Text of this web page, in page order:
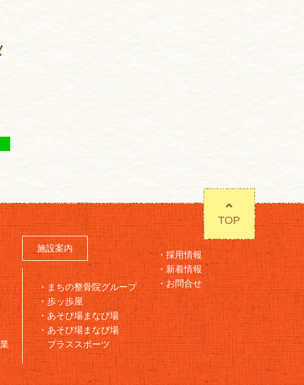
TOP
施設案内
まちの整骨院グループ
歩ッ歩屋
あそび場まなび場
あそび場まなび場
プラススポーツ
採用情報
新着情報
お問合せ